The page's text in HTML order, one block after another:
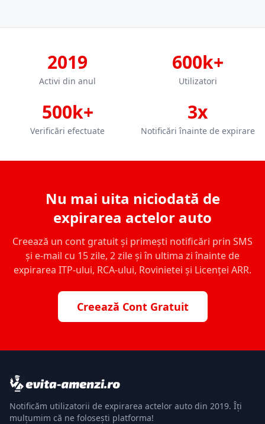
2019
Activi din anul
600k+
Utilizatori
500k+
Verificări efectuate
3x
Notificări înainte de expirare
Nu mai uita niciodată de
expirarea actelor auto
Creează un cont gratuit și primești notificări prin SMS
și e-mail cu 15 zile, 2 zile și în ultima zi înainte de
expirarea ITP-ului, RCA-ului, Rovinietei și Licenței ARR.
Creează Cont Gratuit
Notificăm utilizatorii de expirarea actelor auto din 2019. Îți
mulțumim că ne folosești platforma!